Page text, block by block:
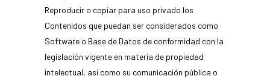
Reproducir o copiar para uso privado los
Contenidos que puedan ser considerados como
Software o Base de Datos de conformidad con la
legislación vigente en materia de propiedad
intelectual, así como su comunicación pública o